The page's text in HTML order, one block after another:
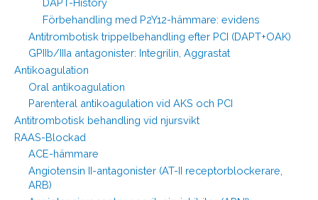
DAPT-History
Förbehandling med P2Y12-hämmare: evidens
Antitrombotisk trippelbehandling efter PCI (DAPT+OAK)
GPIIb/IIIa antagonister: Integrilin, Aggrastat
Antikoagulation
Oral antikoagulation
Parenteral antikoagulation vid AKS och PCI
Antitrombotisk behandling vid njursvikt
RAAS-Blockad
ACE-hämmare
Angiotensin II-antagonister (AT-II receptorblockerare,
ARB)